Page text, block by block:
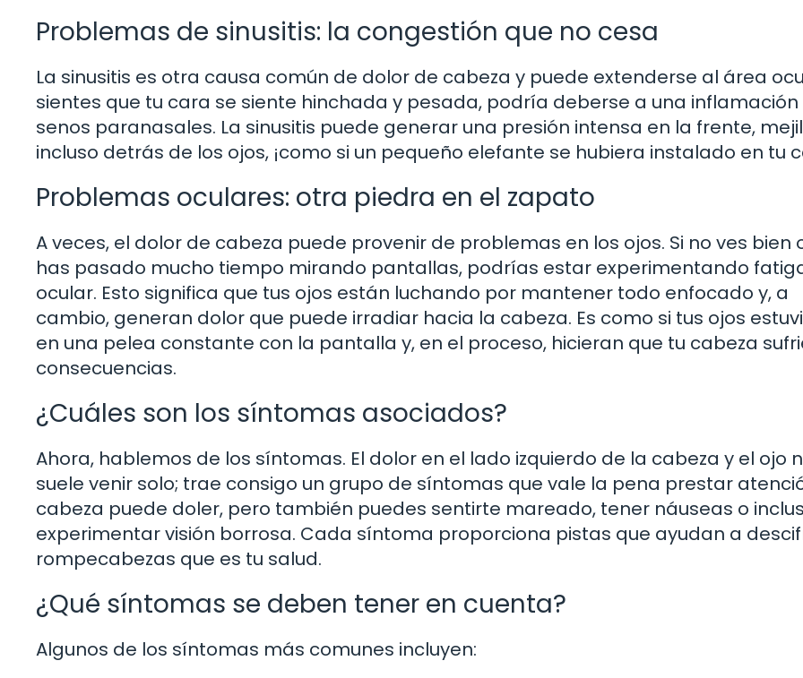
Problemas de sinusitis: la congestión que no cesa
La sinusitis es otra causa común de dolor de cabeza y puede extenderse al área
sientes que tu cara se siente hinchada y pesada, podría deberse a una inflamación
senos paranasales. La sinusitis puede generar una presión intensa en la frente,
incluso detrás de los ojos, ¡como si un pequeño elefante se hubiera instalado en tu
Problemas oculares: otra piedra en el zapato
A veces, el dolor de cabeza puede provenir de problemas en los ojos. Si no ves bien
has pasado mucho tiempo mirando pantallas, podrías estar experimentando
ocular. Esto significa que tus ojos están luchando por mantener todo enfocado y, a
cambio, generan dolor que puede irradiar hacia la cabeza. Es como si tus ojos
en una pelea constante con la pantalla y, en el proceso, hicieran que tu cabeza
consecuencias.
¿Cuáles son los síntomas asociados?
Ahora, hablemos de los síntomas. El dolor en el lado izquierdo de la cabeza y el ojo
suele venir solo; trae consigo un grupo de síntomas que vale la pena prestar
cabeza puede doler, pero también puedes sentirte mareado, tener náuseas o
experimentar visión borrosa. Cada síntoma proporciona pistas que ayudan a
rompecabezas que es tu salud.
¿Qué síntomas se deben tener en cuenta?
Algunos de los síntomas más comunes incluyen: